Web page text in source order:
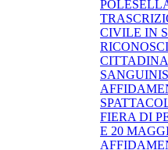
CIVILE IN
FIERA DI
E 20